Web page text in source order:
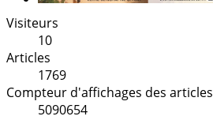
Visiteurs
10
Articles
1769
Compteur d'affichages des articles
5090654